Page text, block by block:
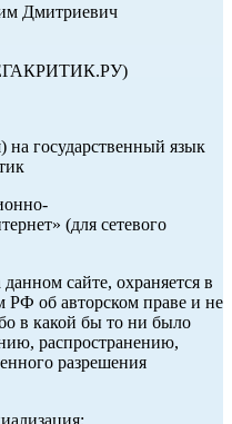
Дмитриевич
на государственный язык
(для сетевого
сайте, охраняется в
РФ об авторском праве и не
в какой бы то ни было
распространению,
разрешения